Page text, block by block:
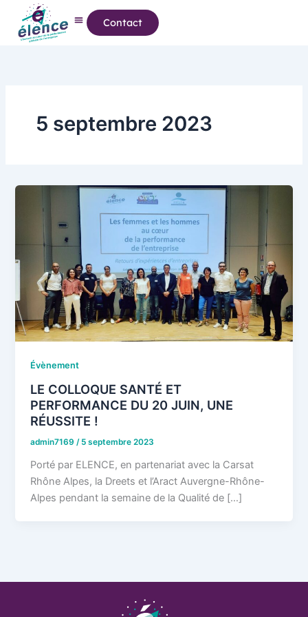
contenu
Contact
5 septembre 2023
Évènement
LE COLLOQUE SANTÉ ET
PERFORMANCE DU 20 JUIN, UNE
RÉUSSITE !
admin7169/ 5 septembre 2023
Porté par ELENCE, en partenariat avec la Carsat
Rhône Alpes, la Dreets et l’Aract Auvergne-Rhône-
Alpes pendant la semaine de la Qualité de […]